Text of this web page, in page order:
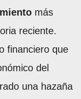
más
reciente.
financiero que
del
una hazaña